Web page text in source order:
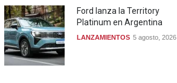
Ford lanza la Territory
Platinum en Argentina
LANZAMIENTOS 5 agosto, 2026